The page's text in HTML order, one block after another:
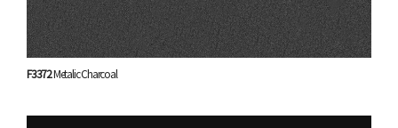
F3372 Metalic Charcoal